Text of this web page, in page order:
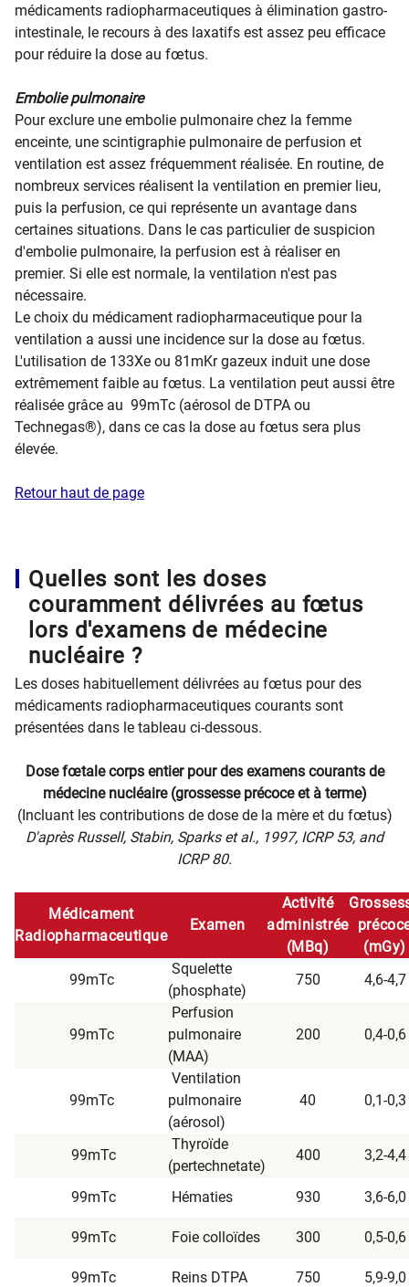
médicaments radiopharmaceutiques à élimination gastro-
intestinale, le recours à des laxatifs est assez peu efficace
pour réduire la dose au fœtus.
Embolie pulmonaire
Pour exclure une embolie pulmonaire chez la femme
enceinte, une scintigraphie pulmonaire de perfusion et
ventilation est assez fréquemment réalisée. En routine, de
nombreux services réalisent la ventilation en premier lieu,
puis la perfusion, ce qui représente un avantage dans
certaines situations. Dans le cas particulier de suspicion
d'embolie pulmonaire, la perfusion est à réaliser en
premier. Si elle est normale, la ventilation n'est pas
nécessaire.
Le choix du médicament radiopharmaceutique pour la
ventilation a aussi une incidence sur la dose au fœtus.
L'utilisation de 133Xe ou 81mKr gazeux induit une dose
extrêmement faible au fœtus. La ventilation peut aussi être
réalisée grâce au 99mTc (aérosol de DTPA ou
Technegas®), dans ce cas la dose au fœtus sera plus
élevée.
Retour haut de page
Quelles sont les doses
couramment délivrées au fœtus
lors d'examens de médecine
nucléaire ?
Les doses habituellement délivrées au fœtus pour des
médicaments radiopharmaceutiques courants sont
présentées dans le tableau ci-dessous.
Dose fœtale corps entier pour des examens courants de
médecine nucléaire (grossesse précoce et à terme)
(Incluant les contributions de dose de la mère et du fœtus)
D'après Russell, Stabin, Sparks et al., 1997, ICRP 53, and
ICRP 80.
Médicament
Radiopharmaceutique
Examen
Activité
administrée
(MBq)
(mGy)
99mTc
Squelette
(phosphate)
750 4,6-4,7
99mTc
Perfusion
pulmonaire
(MAA)
200 0,4-0,6
99mTc
Ventilation
pulmonaire
(aérosol)
40 0,1-0,3
99mTc
Thyroïde
(pertechnetate)
400 3,2-4,4
99mTc Hématies 930 3,6-6,0
99mTc Foie colloïdes 300 0,5-0,6
99mTc Reins DTPA 750 5,9-9,0